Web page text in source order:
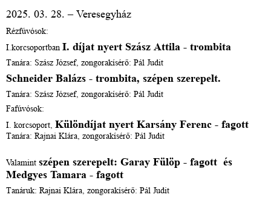
2025. 03. 28. – Veresegyház
Rézfúvósok:
I.korcsoportban I. díjat nyert Szász Attila - trombita
Tanára: Szász József, zongorakísérő: Pál Judit
Schneider Balázs - trombita, szépen szerepelt.
Tanára: Szász József, zongorakísérő: Pál Judit
Fafúvósok:
I. korcsoport, Különdíjat nyert Karsány Ferenc - fagott
Tanára: Rajnai Klára, zongorakísérő: Pál Judit
Valamint szépen szerepelt: Garay Fülöp - fagott és
Medgyes Tamara - fagott
Tanáruk: Rajnai Klára, zongorakísérő: Pál Judit